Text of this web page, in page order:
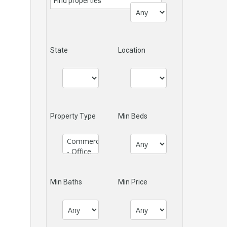
State Location
Property Type Min Beds
Min Baths Min Price